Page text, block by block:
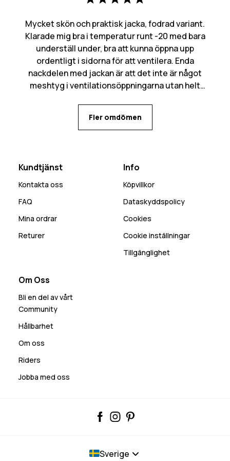
Mycket skön och praktisk jacka, fodrad variant.
Klarade mig bra i temperatur runt -20 med bara
underställ under, bra att kunna öppna upp
ordentligt i sidorna för att ventilera. Enda
nackdelen med jackan är att det inte är något
meshtyg i ventilationsöppningarna utan helt
alternativ för mobilen beroende på behov.
Fler omdömen
Kundtjänst
Kontakta oss
FAQ
Mina ordrar
Returer
Info
Köpvillkor
Dataskyddspolicy
Cookies
Cookie inställningar
Tillgänglighet
Om Oss
Bli en del av vårt
Community
Hållbarhet
Om oss
Riders
Jobba med oss
Sverige